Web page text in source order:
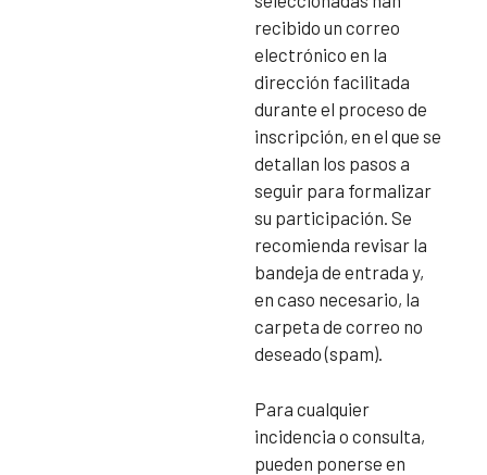
recibido un correo
electrónico en la
dirección facilitada
durante el proceso de
inscripción, en el que se
detallan los pasos a
seguir para formalizar
su participación. Se
recomienda revisar la
bandeja de entrada y,
en caso necesario, la
carpeta de correo no
deseado (spam).
Para cualquier
incidencia o consulta,
pueden ponerse en